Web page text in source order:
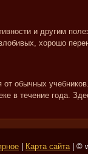
и другим
хорошо
от обычных
в течение года.
Карта сайта| ©